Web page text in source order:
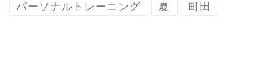
パーソナルトレーニング 夏 町田